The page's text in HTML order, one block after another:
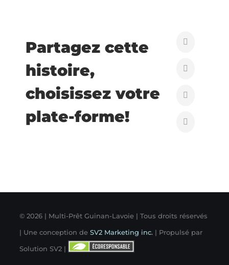
Partagez cette
histoire,
choisissez votre
plate-forme!
© 2026 | Multi-Prêt Guinan-Lavoie | Tous droits réservés
| Une conception de SV2 Marketing inc. | Propulsé par
Solution SV2 |